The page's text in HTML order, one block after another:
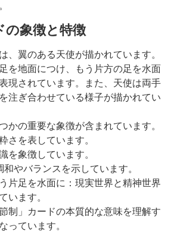
の象徴と特徴
、翼のある天使が描かれています。
を地面につけ、もう片方の足を水面
現されています。また、天使は両手
注ぎ合わせている様子が描かれてい
かの重要な象徴が含まれています。
さを表しています。
を象徴しています。
和やバランスを示しています。
片足を水面に：現実世界と精神世界
います。
制」カードの本質的な意味を理解す
っています。